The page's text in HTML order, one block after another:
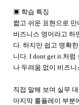
▣ 학습 특징
짧고 쉬운 표현으로
비즈니스 영어라고 하
다. 하지만 쉽고 명확
니다. I dont get it.처럼
나 두려움 없이 비즈
직접 말해 보며 실무
마지막 롤플레이 부분